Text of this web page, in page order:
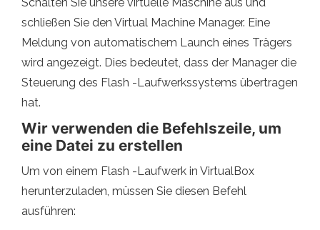
schließen Sie den Virtual Machine Manager. Eine
Meldung von automatischem Launch eines Trägers
wird angezeigt. Dies bedeutet, dass der Manager die
Steuerung des Flash -Laufwerkssystems übertragen
hat.
Wir verwenden die Befehlszeile, um
eine Datei zu erstellen
Um von einem Flash -Laufwerk in VirtualBox
herunterzuladen, müssen Sie diesen Befehl
ausführen: